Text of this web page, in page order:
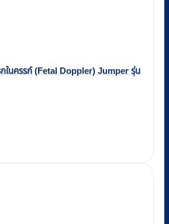
กในครรภ์ (Fetal Doppler) Jumper รุ่น